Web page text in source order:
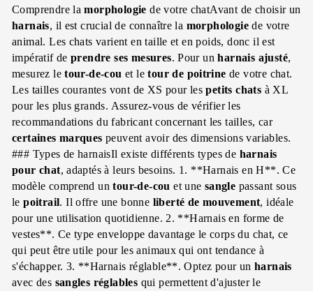
Comprendre lamorphologie de votre chatAvant de choisir un
harnais, il est crucial de connaître la morphologiede votre
animal. Les chats varient en taille et en poids, donc il est
impératif deprendre ses mesures. Pour unharnais ajusté,
mesurez letour-de-cou et letour de poitrine de votre chat.
Les tailles courantes vont de XS pour lespetits chats à XL
pour les plus grands. Assurez-vous de vérifier les
recommandations du fabricant concernant les tailles, car
certaines marques peuvent avoir des dimensions variables.
### Types de harnaisIl existe différents types de harnais
pour chat, adaptés à leurs besoins. 1. **Harnais en H**. Ce
modèle comprend untour-de-cou et une sangle passant sous
lepoitrail. Il offre une bonne liberté de mouvement, idéale
pour une utilisation quotidienne. 2. **Harnais en forme de
vestes**. Ce type enveloppe davantage le corps du chat, ce
qui peut être utile pour les animaux qui ont tendance à
s'échapper. 3. **Harnais réglable**. Optez pour un harnais
avec des sangles réglables qui permettent d'ajuster le